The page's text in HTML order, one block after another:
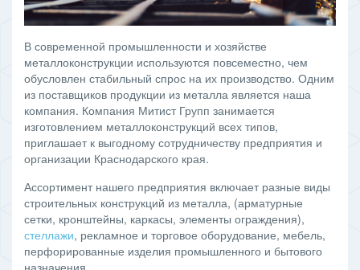
В современной промышленности и хозяйстве
металлоконструкции используются повсеместно, чем
обусловлен стабильный спрос на их производство. Одним
из поставщиков продукции из металла является наша
компания. Компания Митист Групп занимается
изготовлением металлоконструкций всех типов,
приглашает к выгодному сотрудничеству предприятия и
организации Краснодарского края.
Ассортимент нашего предприятия включает разные виды
строительных конструкций из металла, (арматурные
сетки, кронштейны, каркасы, элементы ограждения),
стеллажи, рекламное и торговое оборудование, мебель,
перфорированные изделия промышленного и бытового
назначения.